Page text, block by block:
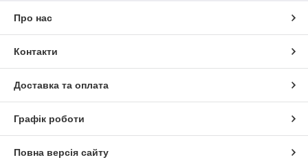
Про нас
Контакти
Доставка та оплата
Графік роботи
Повна версія сайту